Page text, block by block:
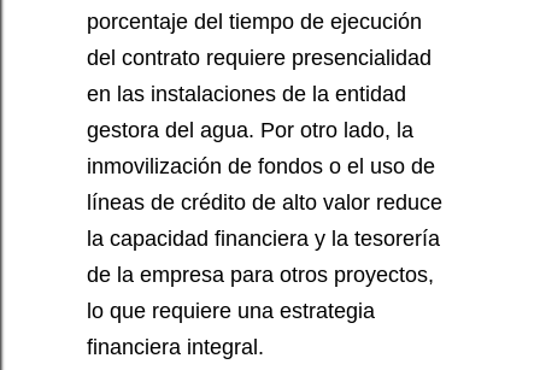
porcentaje del tiempo de ejecución
del contrato requiere presencialidad
en las instalaciones de la entidad
gestora del agua. Por otro lado, la
inmovilización de fondos o el uso de
líneas de crédito de alto valor reduce
la capacidad financiera y la tesorería
de la empresa para otros proyectos,
lo que requiere una estrategia
financiera integral.